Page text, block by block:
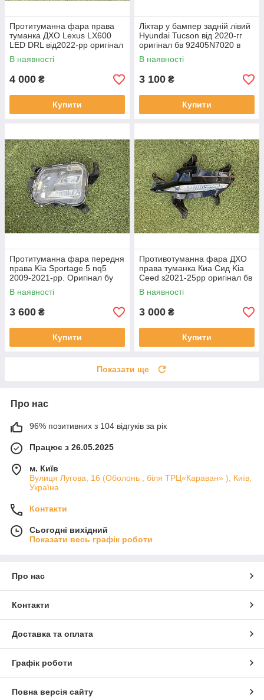
Протитуманна фара права
туманка ДХО Lexus LX600
LED DRL від2022-рр оригінал
бв відсутнє одно кріплення
В наявності
4 000 ₴
Купити
Ліхтар у бампер задній лівий
Hyundai Tucson від 2020-гг
оригінал бв 92405N7020 в
нормальному стані
В наявності
3 100 ₴
Купити
Протитуманна фара передня
права Kia Sportage 5 nq5
2009-2021-рр. Оригінал бу
92202R2000 проклеєна
тріщина скла в непомітному
місці
В наявності
3 600 ₴
Купити
Противотуманна фара ДХО
права туманка Киа Сид Kia
Ceed з2021-25рр оригінал бв
92207J7500 ціла
В наявності
3 000 ₴
Купити
Показати ще
Про нас
96% позитивних з 104 відгуків за рік
Працює з 26.05.2025
м. Київ
Вулиця Лугова, 16 (Оболонь , біля ТРЦ«Караван» ), Київ,
Україна
Контакти
Сьогодні вихідний
Показати весь графік роботи
Про нас
Контакти
Доставка та оплата
Графік роботи
Повна версія сайту